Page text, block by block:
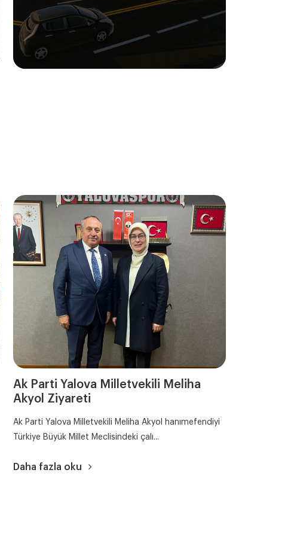
Ak Parti Yalova Milletvekili Meliha
Akyol Ziyareti
Ak Parti Yalova Milletvekili Meliha Akyol hanımefendiyi
Türkiye Büyük Millet Meclisindeki çalı...
Daha fazla oku